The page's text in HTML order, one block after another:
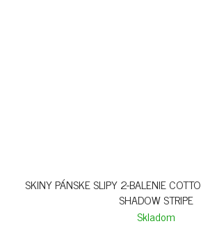
SKINY PÁNSKE SLIPY 2-BALENIE
SHADOW STRIPE
Skladom